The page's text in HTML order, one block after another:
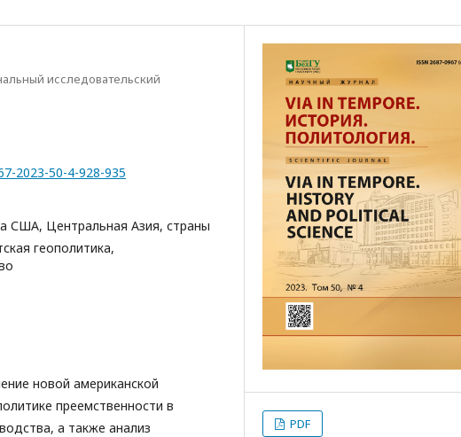
исследовательский
2023-50-4-928-935
США, Центральная Азия, страны
геополитика,
новой американской
преемственности в
а также анализ
PDF